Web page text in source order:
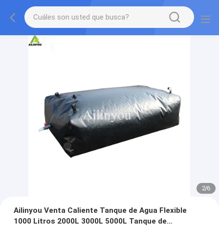
2/6
Ailinyou Venta Caliente Tanque de Agua Flexible
1000 Litros 2000L 3000L 5000L Tanque de